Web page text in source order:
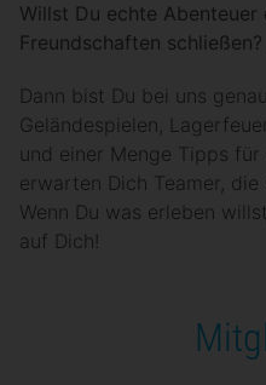
Willst Du echte Abenteuer
Freundschaften
Dann bist Du bei uns
Geländespielen,
und einer Menge Tipps
erwarten Dich Teamer,
Wenn Du was erleben
auf Dich!